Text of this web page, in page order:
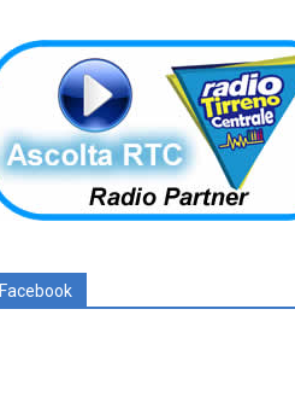
Facebook